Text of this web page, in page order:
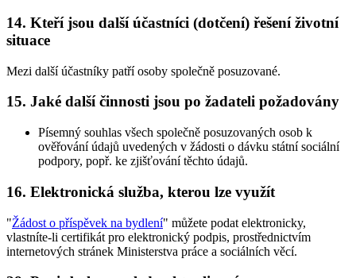
14. Kteří jsou další účastníci (dotčení) řešení životní
situace
Mezi další účastníky patří osoby společně posuzované.
15. Jaké další činnosti jsou po žadateli požadovány
Písemný souhlas všech společně posuzovaných osob k
ověřování údajů uvedených v žádosti o dávku státní sociální
podpory, popř. ke zjišťování těchto údajů.
16. Elektronická služba, kterou lze využít
"Žádost o příspěvek na bydlení" můžete podat elektronicky,
vlastníte-li certifikát pro elektronický podpis, prostřednictvím
internetových stránek Ministerstva práce a sociálních věcí.